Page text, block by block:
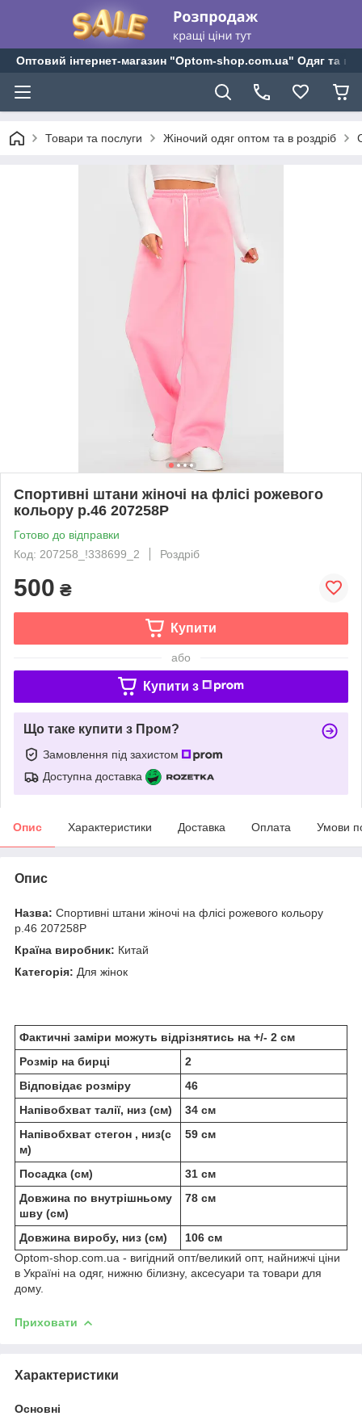
Оптовий інтернет-магазин "Optom-shop.com.ua" Одяг та
Товари та послуги Жіночий одяг оптом та в роздріб
Спортивні штани жіночі на флісі рожевого
кольору р.46 207258P
Готово до відправки
Код: 207258_!338699_2
Роздріб
500 ₴
Купити
або
Купити з
Що таке купити з Пром?
Замовлення під захистом
Доступна доставка
Опис Характеристики Доставка Оплата Умови
Опис
Назва: Спортивні штани жіночі на флісі рожевого кольору
р.46 207258P
Країна виробник: Китай
Категорія: Для жінок
Фактичні заміри можуть відрізнятись на +/- 2 см
Розмір на бирці
2
Відповідає розміру
46
Напівобхват талії, низ (см)
34 см
Напівобхват стегон , низ(с
м)
59 см
Посадка (см)
31 см
Довжина по внутрішньому
шву (см)
78 см
Довжина виробу, низ (см)
106 см
Optom-shop.com.ua - вигідний опт/великий опт, найнижчі ціни
в Україні на одяг, нижню білизну, аксесуари та товари для
дому.
Приховати
Характеристики
Основні